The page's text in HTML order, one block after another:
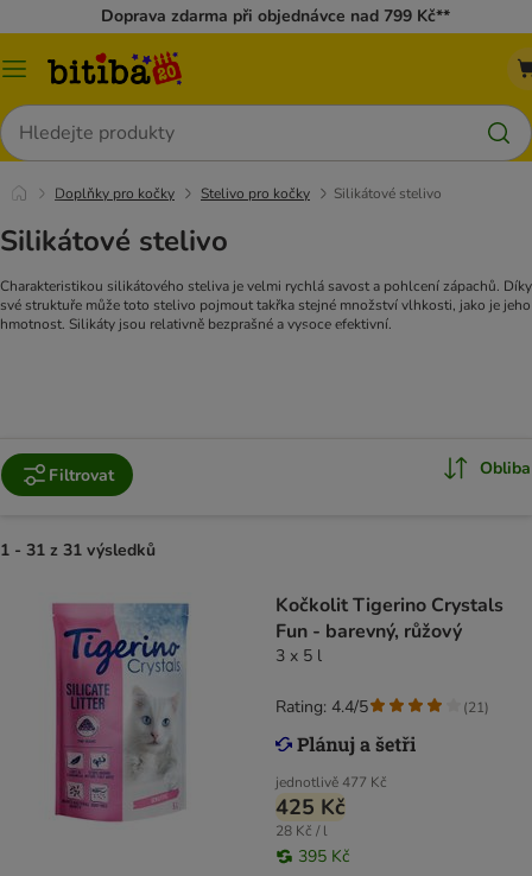
Doprava zdarma při objednávce nad 799 Kč**
Kategorie
Hledat
Doplňky pro kočky Stelivo pro kočky Silikátové stelivo
Silikátové stelivo
Charakteristikou silikátového steliva je velmi rychlá savost a pohlcení zápachů. Díky
své struktuře může toto stelivo pojmout takřka stejné množství vlhkosti, jako je jeho
hmotnost. Silikáty jsou relativně bezprašné a vysoce efektivní.K nabídce rostlinného steliva!
Filtrovat Obliba
1 - 31 z 31 výsledků
Kočkolit Tigerino Crystals
Fun - barevný, růžový
3 x 5 l
jednotlivě477 Kč
425 Kč
28 Kč / l
395 Kč
Rating: 4.4/5 (21)